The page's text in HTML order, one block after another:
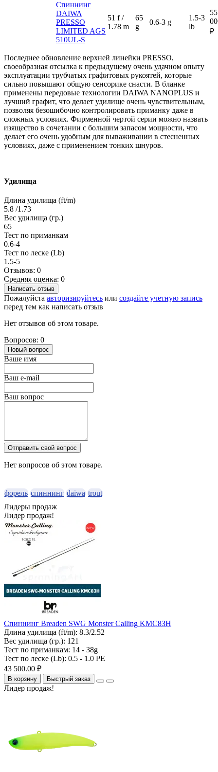
Спиннинг
DAIWA
PRESSO
LIMITED AGS
510UL-S
51 f /
1.78 m
65
g
0.6-3 g
1.5-3
lb
55
₽
Последнее обновление верхней линейки PRESSO,
своеобразная отсылка к предыдущему очень удачном опыту
эксплуатации трубчатых графитовых рукоятей, которые
сильно повышают общую сенсорике снасти. В бланке
применены передовые технологии DAIWA NANOPLUS и
лучший графит, что делает удилище очень чувствительным,
позволяя безошибочно контролировать приманку даже в
сложных условиях. Фирменной чертой серии можно назвать
изящество в сочетании с большим запасом мощности, что
делает его очень удобным для вываживании в стесненных
условиях, даже с применением тонких шнуров.
Удилища
Длина удилища (ft/m)
5.8 /1.73
Вес удилища (гр.)
65
Тест по приманкам
0.6-4
Тест по леске (Lb)
1.5-5
Отзывов: 0
Средняя оценка: 0
Написать отзыв
Пожалуйста авторизируйтесь или создайте учетную запись
перед тем как написать отзыв
Нет отзывов об этом товаре.
Вопросов: 0
Новый вопрос
Ваше имя
Ваш e-mail
Ваш вопрос
Отправить свой вопрос
Нет вопросов об этом товаре.
форель спиннинг daiwa trout
Лидеры продаж
Лидер продаж!
Спиннинг Breaden SWG Monster Calling KMC83H
Длина удилища (ft/m): 8.3/2.52
Вес удилища (гр.): 121
Тест по приманкам: 14 - 38g
Тест по леске (Lb): 0.5 - 1.0 PE
43 500.00 ₽
В корзину Быстрый заказ
Лидер продаж!